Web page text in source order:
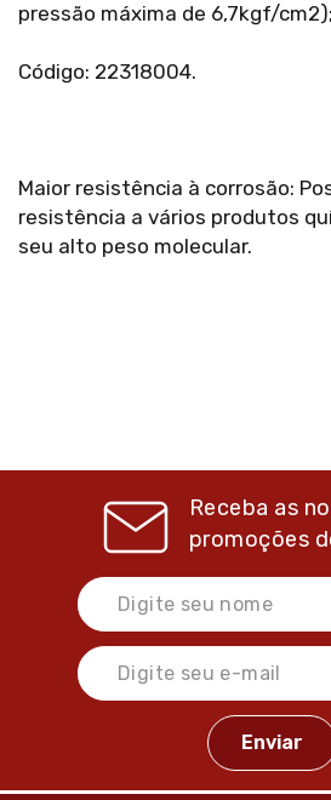
pressão máxima de 6,7kgf/cm2);
Código: 22318004.
Maior resistência à corrosão:
resistência a vários produtos
seu alto peso molecular.
Receba as
promoções